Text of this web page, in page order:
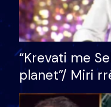
“Krevati me
planet”/ Miri
bukura në